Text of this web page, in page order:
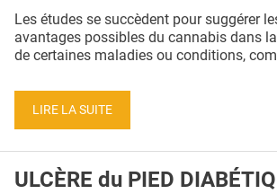
Les études se succèdent pour suggérer
avantages possibles du cannabis dans
de certaines maladies ou conditions,
LIRE LA SUITE
ULCÈRE du PIED